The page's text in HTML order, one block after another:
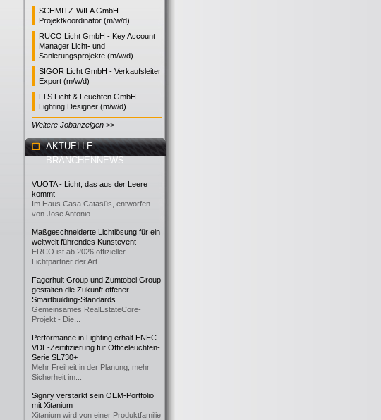
SCHMITZ-WILA GmbH -
Projektkoordinator (m/w/d)
RUCO Licht GmbH - Key Account
Manager Licht- und
Sanierungsprojekte (m/w/d)
SIGOR Licht GmbH - Verkaufsleiter
Export (m/w/d)
LTS Licht & Leuchten GmbH -
Lighting Designer (m/w/d)
Weitere Jobanzeigen >>
AKTUELLE
BRANCHENNEWS
VUOTA - Licht, das aus der Leere
kommt
Im Haus Casa Catasüs, entworfen
von Jose Antonio...
Maßgeschneiderte Lichtlösung für ein
weltweit führendes Kunstevent
ERCO ist ab 2026 offizieller
Lichtpartner der Art...
Fagerhult Group und Zumtobel Group
gestalten die Zukunft offener
Smartbuilding-Standards
Gemeinsames RealEstateCore-
Projekt - Die...
Performance in Lighting erhält ENEC-
VDE-Zertifizierung für Officeleuchten-
Serie SL730+
Mehr Freiheit in der Planung, mehr
Sicherheit im...
Signify verstärkt sein OEM-Portfolio
mit Xitanium
Xitanium wird von einer Produktfamilie